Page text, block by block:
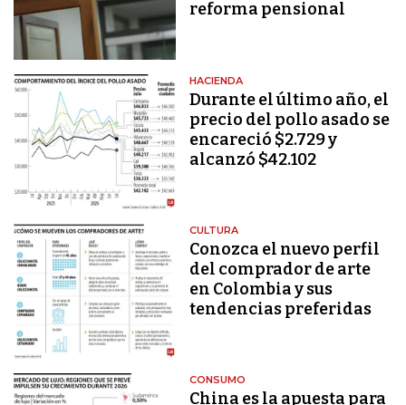
reforma pensional
HACIENDA
Durante el último año, el
precio del pollo asado se
encareció $2.729 y
alcanzó $42.102
CULTURA
Conozca el nuevo perfil
del comprador de arte
en Colombia y sus
tendencias preferidas
CONSUMO
China es la apuesta para